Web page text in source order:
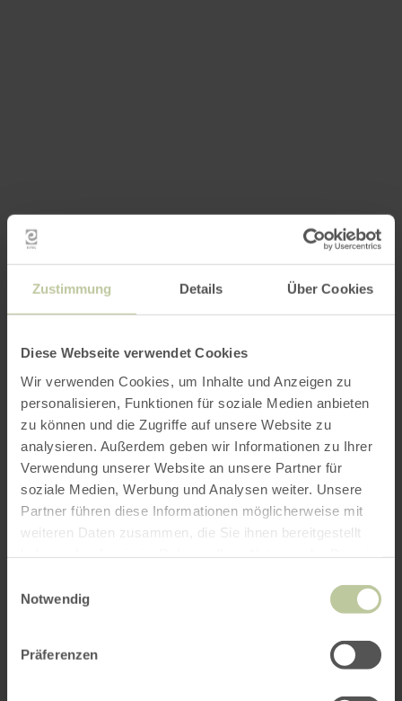
Zustimmung Details Über Cookies
Diese Webseite verwendet Cookies
Wir verwenden Cookies, um Inhalte und Anzeigen zu
personalisieren, Funktionen für soziale Medien anbieten
zu können und die Zugriffe auf unsere Website zu
analysieren. Außerdem geben wir Informationen zu Ihrer
Verwendung unserer Website an unsere Partner für
soziale Medien, Werbung und Analysen weiter. Unsere
Partner führen diese Informationen möglicherweise mit
weiteren Daten zusammen, die Sie ihnen bereitgestellt
Notwendig
Präferenzen